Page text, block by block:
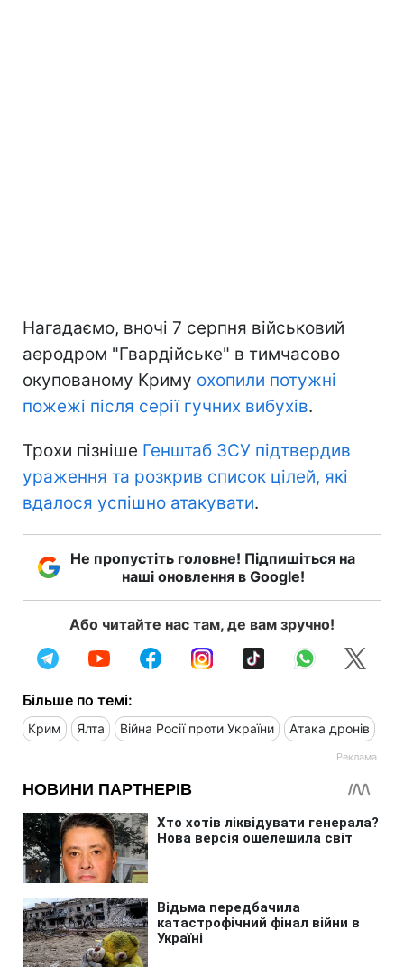
Нагадаємо, вночі 7 серпня військовий
аеродром "Гвардійське" в тимчасово
окупованому Криму охопили потужні
пожежі після серії гучних вибухів.
Трохи пізніше Генштаб ЗСУ підтвердив
ураження та розкрив список цілей, які
вдалося успішно атакувати.
Не пропустіть головне! Підпишіться на
наші оновлення в Google!
Або читайте нас там, де вам зручно!
Більше по темі:
Крим Ялта Війна Росії проти України Атака дронів